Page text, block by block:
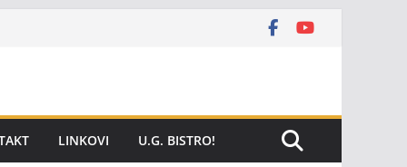
LINKOVI U.G. BISTRO!